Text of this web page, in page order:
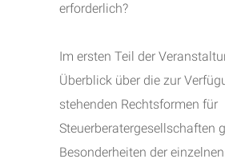
erforderlich?
Im ersten Teil der
Überblick über die zur
stehenden Rechtsformen für
Steuerberatergesellschaften
Besonderheiten der einzelnen